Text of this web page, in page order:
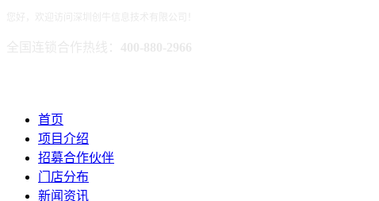
首页
项目介绍
招募合作伙伴
门店分布
新闻资讯